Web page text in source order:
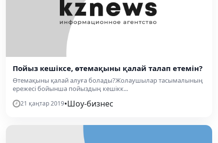
Пойыз кешіксе, өтемақыны қалай талап етемін?
Өтемақыны қалай алуға болады?Жолаушылар тасымалының
ережесі бойынша пойыздың кешікк...
21 қаңтар 2019•Шоу-бизнес